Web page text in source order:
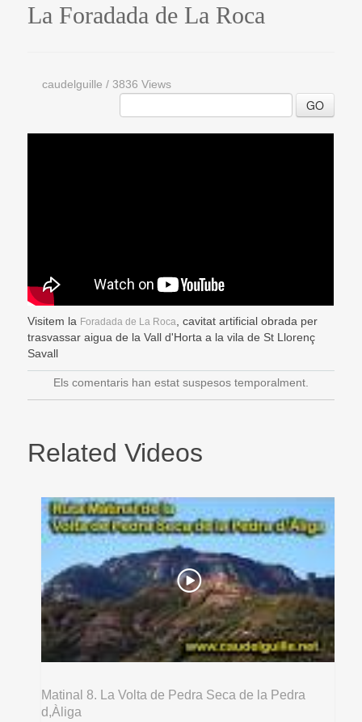
La Foradada de La Roca
caudelguille / 3836 Views
GO
Visitem la Foradada de La Roca , cavitat artificial obrada per
trasvassar aigua de la Vall d'Horta a la vila de St Llorenç
Savall
Els comentaris han estat suspesos temporalment.
Related Videos
Matinal 8. La Volta de Pedra Seca de la Pedra
d,Àliga